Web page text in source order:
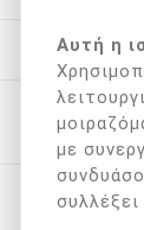
Αυτή η
με